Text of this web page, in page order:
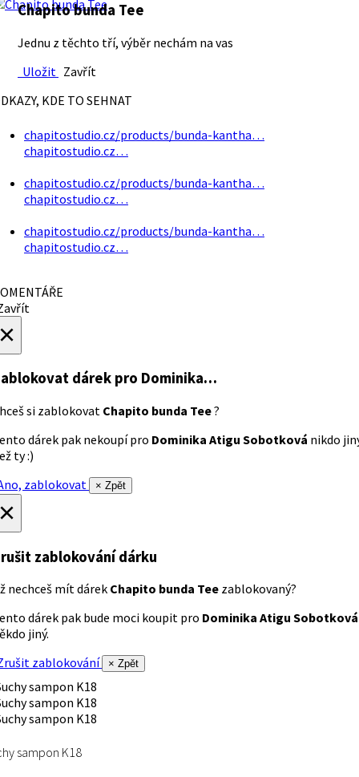
Chapito bunda Tee
Jednu z těchto tří, výběr nechám na vas
Uložit Zavřít
KDE TO SEHNAT
chapitostudio.cz/products/bunda-kantha…
chapitostudio.cz…
chapitostudio.cz/products/bunda-kantha…
chapitostudio.cz…
chapitostudio.cz/products/bunda-kantha…
chapitostudio.cz…
dárek pro Dominika…
si zablokovat Chapito bunda Tee?
dárek pak nekoupí pro Dominika Atigu Sobotková nikdo
ty :)
zablokovat
× Zpět
zablokování dárku
nechceš mít dárek Chapito bunda Tee zablokovaný?
dárek pak bude moci koupit pro Dominika Atigu Sobotková
jiný.
zablokování
× Zpět
sampon K18